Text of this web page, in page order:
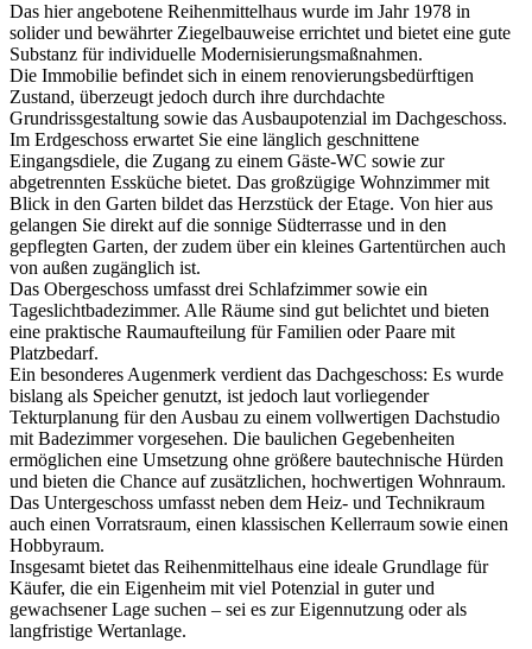
Das hier angebotene Reihenmittelhaus wurde im Jahr 1978 in
solider und bewährter Ziegelbauweise errichtet und bietet eine gute
Substanz für individuelle Modernisierungsmaßnahmen.
Die Immobilie befindet sich in einem renovierungsbedürftigen
Zustand, überzeugt jedoch durch ihre durchdachte
Grundrissgestaltung sowie das Ausbaupotenzial im Dachgeschoss.
Im Erdgeschoss erwartet Sie eine länglich geschnittene
Eingangsdiele, die Zugang zu einem Gäste-WC sowie zur
abgetrennten Essküche bietet. Das großzügige Wohnzimmer mit
Blick in den Garten bildet das Herzstück der Etage. Von hier aus
gelangen Sie direkt auf die sonnige Südterrasse und in den
gepflegten Garten, der zudem über ein kleines Gartentürchen auch
von außen zugänglich ist.
Das Obergeschoss umfasst drei Schlafzimmer sowie ein
Tageslichtbadezimmer. Alle Räume sind gut belichtet und bieten
eine praktische Raumaufteilung für Familien oder Paare mit
Platzbedarf.
Ein besonderes Augenmerk verdient das Dachgeschoss: Es wurde
bislang als Speicher genutzt, ist jedoch laut vorliegender
Tekturplanung für den Ausbau zu einem vollwertigen Dachstudio
mit Badezimmer vorgesehen. Die baulichen Gegebenheiten
ermöglichen eine Umsetzung ohne größere bautechnische Hürden
und bieten die Chance auf zusätzlichen, hochwertigen Wohnraum.
Das Untergeschoss umfasst neben dem Heiz- und Technikraum
auch einen Vorratsraum, einen klassischen Kellerraum sowie einen
Hobbyraum.
Insgesamt bietet das Reihenmittelhaus eine ideale Grundlage für
Käufer, die ein Eigenheim mit viel Potenzial in guter und
gewachsener Lage suchen – sei es zur Eigennutzung oder als
langfristige Wertanlage.